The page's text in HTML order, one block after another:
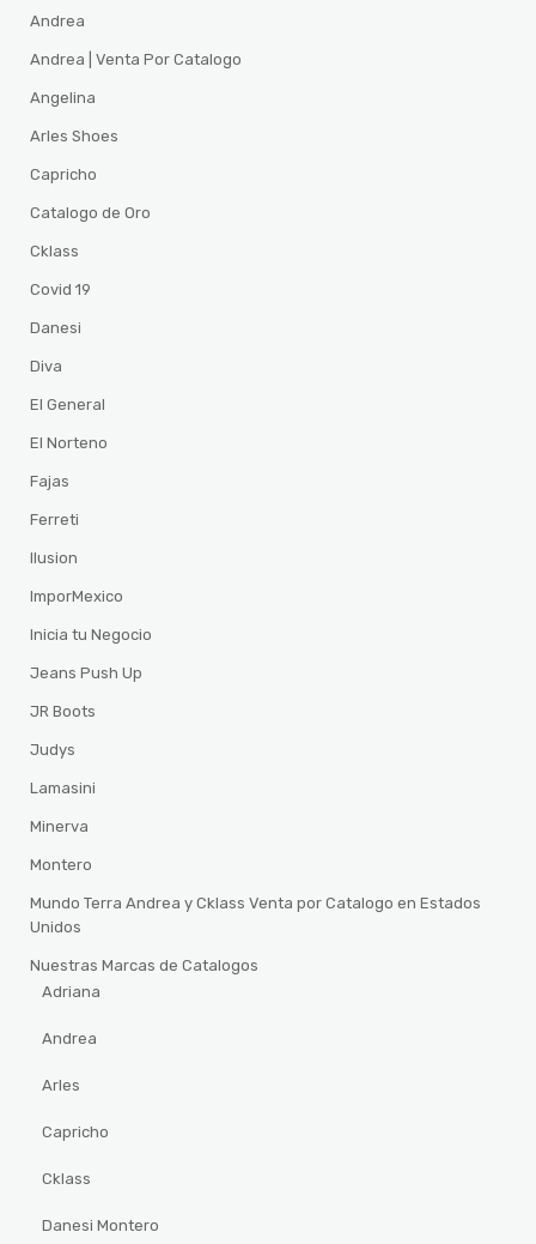
Andrea
Andrea | Venta Por Catalogo
Angelina
Arles Shoes
Capricho
Catalogo de Oro
Cklass
Covid 19
Danesi
Diva
El General
El Norteno
Fajas
Ferreti
Ilusion
ImporMexico
Inicia tu Negocio
Jeans Push Up
JR Boots
Judys
Lamasini
Minerva
Montero
Mundo Terra Andrea y Cklass Venta por Catalogo en Estados
Unidos
Nuestras Marcas de Catalogos
Adriana
Andrea
Arles
Capricho
Cklass
Danesi Montero